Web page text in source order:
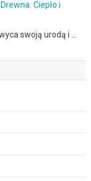
Ciepło i
swoją urodą i …